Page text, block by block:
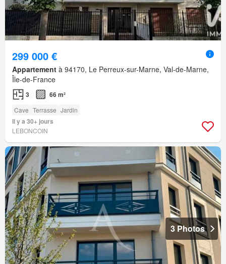
299 000 €
Appartement à 94170, Le Perreux-sur-Marne, Val-de-Marne,
Île-de-France
3 66 m²
Cave Terrasse Jardin
Il y a 30+ jours
LEBONCOIN
3 Photos